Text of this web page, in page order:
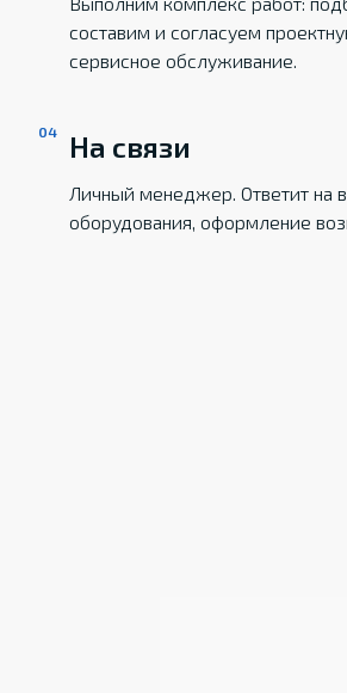
составим и согласуем
сервисное обслуживание.
На связи
Личный менеджер. Ответит на
оборудования, оформление